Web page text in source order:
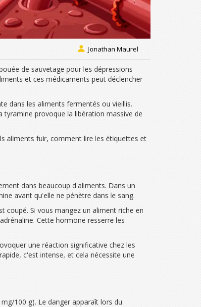
Jonathan Maurel
de sauvetage pour les dépressions
et ces médicaments peut déclencher
dans les aliments fermentés ou vieillis.
provoque la libération massive de
aliments fuir, comment lire les étiquettes et
dans beaucoup d'aliments. Dans un
avant qu'elle ne pénètre dans le sang.
coupé. Si vous mangez un aliment riche en
Cette hormone resserre les
une réaction significative chez les
c'est intense, et cela nécessite une
100 g). Le danger apparaît lors du